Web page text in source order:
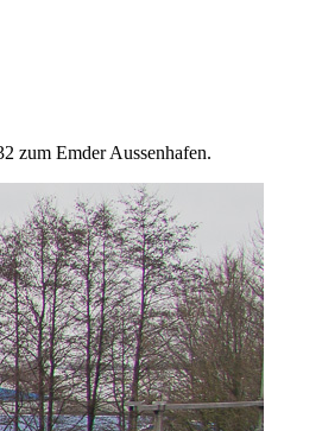
zum Emder Aussenhafen.